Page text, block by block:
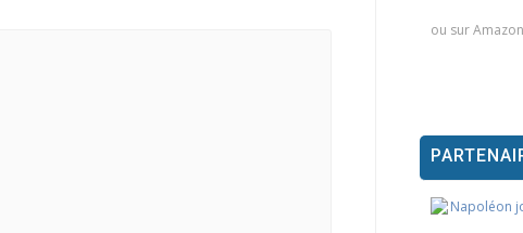
ou sur